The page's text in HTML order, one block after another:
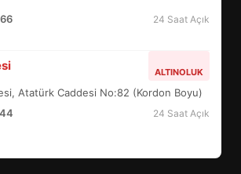
Reis Caddesi No:45 (Belediye
24 Saat Açık
TURNUVASI KAYITLARI NEYİ
YENİ YÖNETİM NASIL